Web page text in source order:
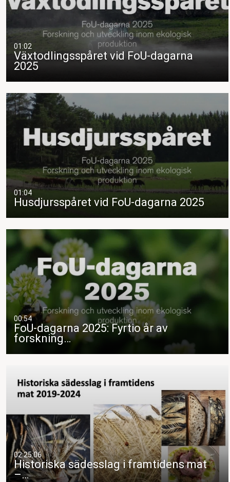
01:02
Växtodlingsspåret vid FoU-dagarna
2025
01:04
Husdjursspåret vid FoU-dagarna 2025
00:54
FoU-dagarna 2025: Fyrtio år av
forskning…
02:25:06
Historiska sädesslag i framtidens mat
–…